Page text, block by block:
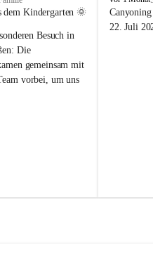
dem Kindergarten 🌞
Besuch in
Die
gemeinsam mit
vorbei, um uns
i
k
22. Juli